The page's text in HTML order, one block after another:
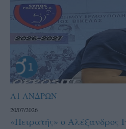
Α1 ΑΝΔΡΩΝ
20/07/2026
«Πειρατής» ο Αλέξανδρος